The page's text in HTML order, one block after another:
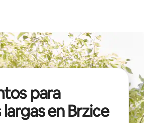
para
en Brzice